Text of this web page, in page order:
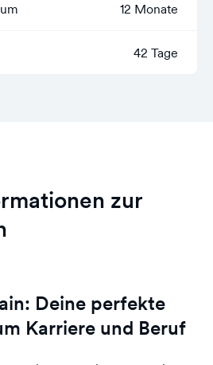
12 Monate
42 Tage
zur
Deine perfekte
Karriere und Beruf